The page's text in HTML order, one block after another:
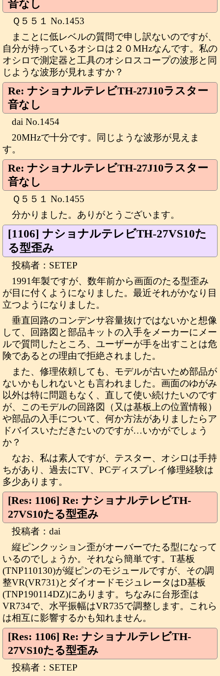
音なし
Ｑ５５１ No.1453
まことに低レベルの質問で申し訳ないのですが、
自分が持っているオシロは２０MHzなんです。私の
オシロで測定器と工具のオシロスコープの波形と同
じような波形が見れますか？
Re: ナショナルテレビTH-27J10ラスター
音なし
dai No.1454
20MHzで十分です。同じような波形が見えま
す。
Re: ナショナルテレビTH-27J10ラスター
音なし
Ｑ５５１ No.1455
分かりました。ありがとうございます。
[1106] ナショナルテレビTH-27VS10た
る型歪み
投稿者：SETEP
1991年製ですが、数年前から画面のたる型歪み
が目に付くようになりました。最近それがかなり目
立つようになりました。
垂直回路のコンデンサ容量抜けではないかと想像
して、回路図と部品キットの入手をメーカーにメー
ルで質問したところ、ユーザーが手を出すことは危
険であるとの理由で拒絶されました。
また、修理依頼しても、モデルが古いため部品が
ないかもしれないとも言われました。画面のゆがみ
以外は特に問題もなく、直して使い続けたいのです
が、このモデルの回路図（又は基板上の位置情報）
や部品の入手について、何か方法がありましたらア
ドバイスいただきたいのですが…いかがでしょう
か？
なお、私は素人ですが、テスター、オシロは手持
ちがあり、過去にTV、PCディスプレイ修理経験は
多少あります。
[Res: 1106] Re: ナショナルテレビTH-
27VS10たる型歪み
投稿者：dai
縦ピンクッション歪がオーバーでたる型になって
いるのでしょうか。それなら簡単です。T基板
(TNP110130)が縦ピンのモジュールですが、その調
整VR(VR731)とダイオードモジュレータはD基板
(TNP190114DZ)にあります。ちなみに台形歪は
VR734で、水平振幅はVR735で調整します。これら
は相互に影響するかも知れません。
[Res: 1106] Re: ナショナルテレビTH-
27VS10たる型歪み
投稿者：SETEP